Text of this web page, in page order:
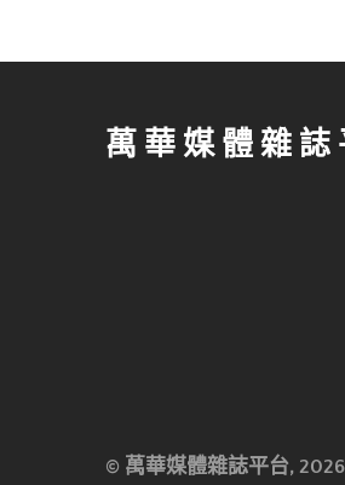
萬華媒體雜誌
© 萬華媒體雜誌平台,